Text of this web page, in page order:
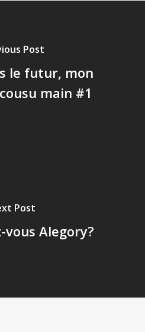
Post
le futur, mon
main #1
Post
vous Alegory?